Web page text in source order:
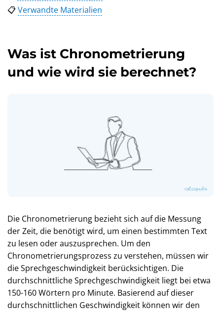
📋Verwandte Materialien
Was ist Chronometrierung
und wie wird sie berechnet?
Die Chronometrierung bezieht sich auf die Messung
der Zeit, die benötigt wird, um einen bestimmten Text
zu lesen oder auszusprechen. Um den
Chronometrierungsprozess zu verstehen, müssen wir
die Sprechgeschwindigkeit berücksichtigen. Die
durchschnittliche Sprechgeschwindigkeit liegt bei etwa
150-160 Wörtern pro Minute. Basierend auf dieser
durchschnittlichen Geschwindigkeit können wir den